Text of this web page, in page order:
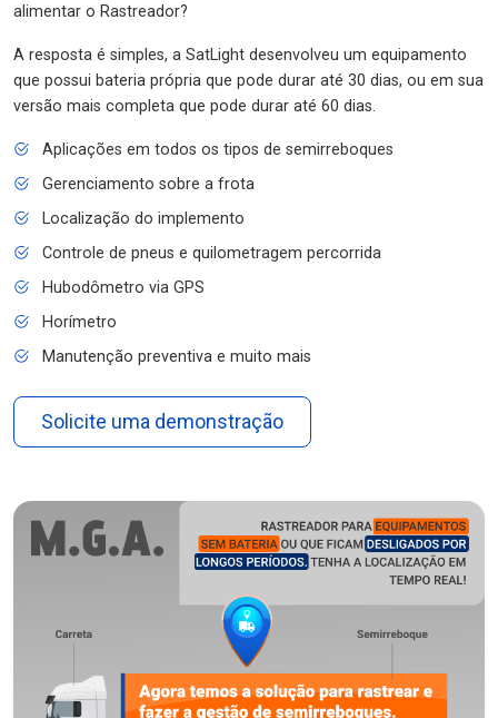
alimentar o Rastreador?
A resposta é simples, a SatLight desenvolveu um equipamento
que possui bateria própria que pode durar até 30 dias, ou em sua
versão mais completa que pode durar até 60 dias.
Aplicações em todos os tipos de semirreboques
Gerenciamento sobre a frota
Localização do implemento
Controle de pneus e quilometragem percorrida
Hubodômetro via GPS
Horímetro
Manutenção preventiva e muito mais
Solicite uma demonstração